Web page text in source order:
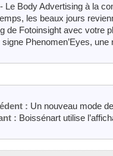
Le Body Advertising à la
les beaux jours
de Fotoinsight avec votre
Phenomen’Eyes,
: Un nouveau mode
: Boissénart utilise